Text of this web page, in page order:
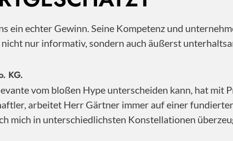
ein echter Gewinn. Seine Kompetenz und
nur informativ, sondern auch äußerst
KG.
vom bloßen Hype unterscheiden kann, hat mit
arbeitet Herr Gärtner immer auf einer
mich in unterschiedlichsten Konstellationen